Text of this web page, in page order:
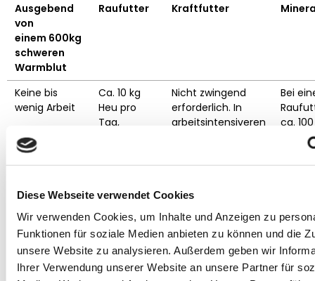
Diese Webseite verwendet Cookies
Wir verwenden Cookies, um Inhalte und Anzeigen zu
Funktionen für soziale Medien anbieten zu können und die
unsere Website zu analysieren. Außerdem geben wir
Ihrer Verwendung unserer Website an unsere Partner für
Ausgebend
von
einem 600kg
schweren
Warmblut
Raufutter Kraftfutter
Keine bis
wenig Arbeit
Ca. 10 kg
Heu pro
Tag,
Mahlzeiten.
Nicht zwingend
erforderlich. In
arbeitsintensiveren
energiearmem
gefüttert werden.
Bei
ca.
Niedriger
Energiebedarf
Ca. 10 kg
Heu pro
Tag, verteilt
auf 3-4
Ca. 2,5 kg
energiearmes
Kraftfutterpro
Tag, aufgeteilt auf
Nicht
wenn
kg
pro